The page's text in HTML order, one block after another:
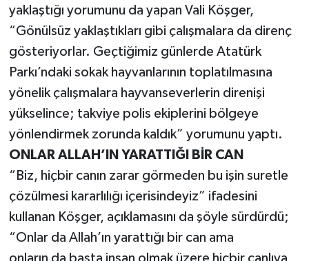
yaklaştığı yorumunu da yapan Vali Köşger,
“Gönülsüz yaklaştıkları gibi çalışmalara da direnç
gösteriyorlar. Geçtiğimiz günlerde Atatürk
Parkı’ndaki sokak hayvanlarının toplatılmasına
yönelik çalışmalara hayvanseverlerin direnişi
yükselince; takviye polis ekiplerini bölgeye
yönlendirmek zorunda kaldık” yorumunu yaptı.
ONLAR ALLAH’IN YARATTIĞI BİR CAN
“Biz, hiçbir canın zarar görmeden bu işin suretle
çözülmesi kararlılığı içerisindeyiz” ifadesini
kullanan Köşger, açıklamasını da şöyle sürdürdü;
“Onlar da Allah’ın yarattığı bir can ama
onların da başta insan olmak üzere hiçbir canlıya